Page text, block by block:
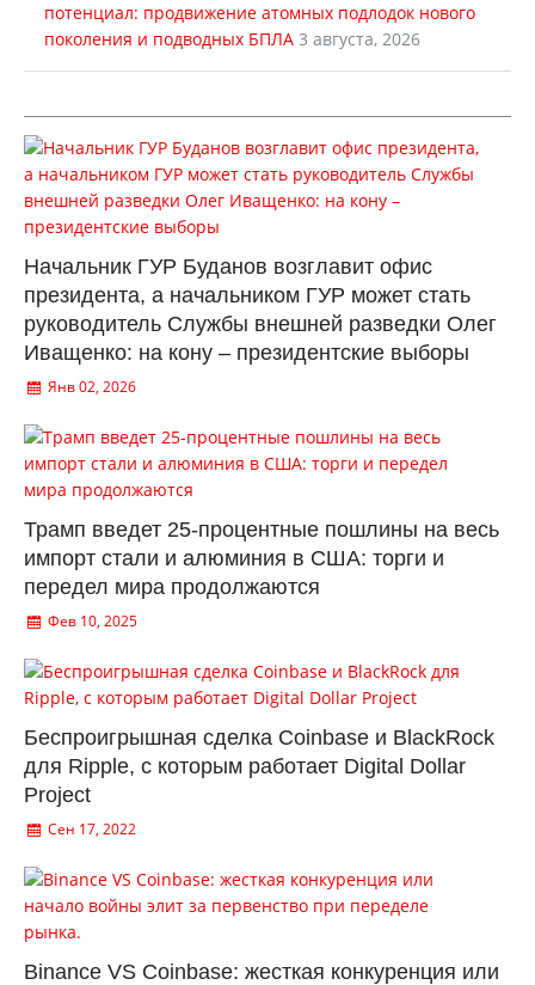
потенциал: продвижение атомных подлодок нового
поколения и подводных БПЛА 3 августа, 2026
Начальник ГУР Буданов возглавит офис
президента, а начальником ГУР может стать
руководитель Службы внешней разведки Олег
Иващенко: на кону – президентские выборы
Янв 02, 2026
Трамп введет 25-процентные пошлины на весь
импорт стали и алюминия в США: торги и
передел мира продолжаются
Фев 10, 2025
Беспроигрышная сделка Coinbase и BlackRock
для Ripple, с которым работает Digital Dollar
Project
Сен 17, 2022
Binance VS Coinbase: жесткая конкуренция или